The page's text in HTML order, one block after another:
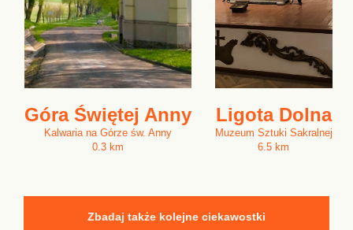
Góra Świętej Anny
Kalwaria na Górze św. Anny
0.3 km
Ligota Dolna
Muzeum Sztuki Sakralnej
6.5 km
Zbadaj także kolejne ciekawostki